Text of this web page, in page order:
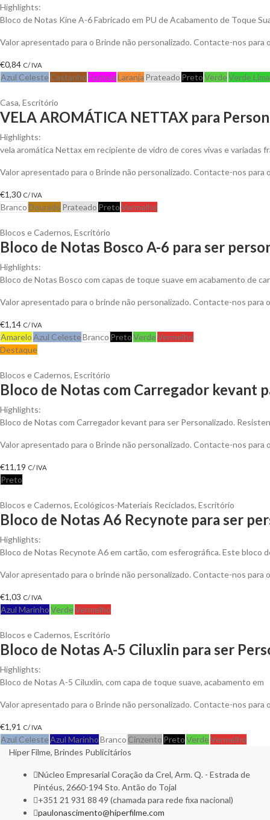
Highlights:
Bloco de Notas Kine A-6 Fabricado em PU de Acabamento de Toque
Valor apresentado para o Brinde não personalizado. Contacte-nos
€0,84 C/ IVA
Azul Celeste CastanhoFuchsiaLaranja Prateado PretoVerdeVerde Lima
Casa, Escritório
VELA AROMÁTICA NETTAX para
Highlights:
vela aromática Nettax em recipiente de vidro de cores vivas e variadas
Valor apresentado para o Brinde não personalizado. Contacte-nos
€1,30 C/ IVA
Branco Dourado Prateado PretoVermelho
Blocos e Cadernos, Escritório
Bloco de Notas Bosco A-6 para ser
Highlights:
Bloco de Notas Bosco com capas de toque suave em acabamento de
Valor apresentado para o brinde não personalizado. Contacte-nos
€1,14 C/ IVA
AmareloAzul CelesteBranco PretoVerdeVermelho
Destaque
Blocos e Cadernos, Escritório
Bloco de Notas com Carregador kevant
Highlights:
Bloco de Notas com Carregador kevant para ser Personalizado.
Valor apresentado para o Brinde não personalizado. Contacte-nos
€11,19 C/ IVA
Preto
Blocos e Cadernos, Ecológicos-Materiais Reciclados, Escritório
Bloco de Notas A6 Recynote para ser
Highlights:
Bloco de Notas Recynote A6 em cartão, com esferográfica. Este bloco
Valor apresentado para o brinde não personalizado. Contacte-nos
€1,03 C/ IVA
Azul MarinhoVerdeVermelho
Blocos e Cadernos, Escritório
Bloco de Notas A-5 Ciluxlin para ser
Highlights:
Bloco de Notas A-5 Ciluxlin, com capa de toque suave, acabamento em
Valor apresentado para o Brinde não personalizado. Contacte-nos
€1,91 C/ IVA
Azul CelesteAzul MarinhoBranco Cinzento PretoVerdeVermelho
Hiper Filme, Brindes Publicitários
Núcleo Empresarial Coração da Crel, Arm. Q. - Estrada de
Pintéus, 2660-194 Sto. Antão do Tojal
+351 21 931 88 49 (chamada para rede fixa nacional)
paulonascimento@hiperfilme.com